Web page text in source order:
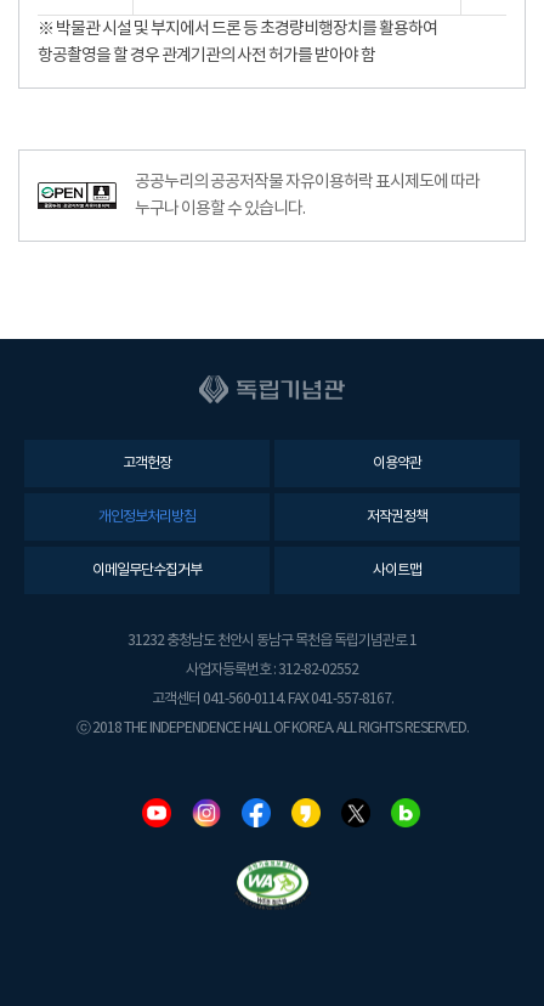
※ 박물관 시설 및 부지에서 드론 등 초경량비행장치를 활용하여
항공촬영을 할 경우 관계기관의 사전 허가를 받아야 함
공공누리의 공공저작물 자유이용허락 표시제도에 따라
누구나 이용할 수 있습니다.
고객헌장 이용약관
개인정보처리방침 저작권정책
이메일무단수집거부 사이트맵
31232 충청남도 천안시 동남구 목천읍 독립기념관로 1
사업자등록번호 : 312-82-02552
고객센터 041-560-0114. FAX 041-557-8167.
ⓒ 2018 THE INDEPENDENCE HALL OF KOREA. ALL RIGHTS RESERVED.